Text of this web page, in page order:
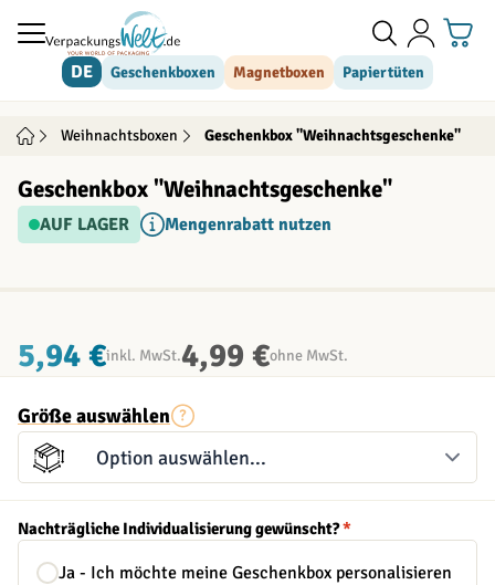
Direkt zum Inhalt
DE Geschenkboxen Magnetboxen Papiertüten
Weihnachtsboxen Geschenkbox "Weihnachtsgeschenke"
Geschenkbox "Weihnachtsgeschenke"
AUF LAGER Mengenrabatt nutzen
5,94 €inkl. MwSt.4,99 €ohne MwSt.
Größe auswählen
Nachträgliche Individualisierung gewünscht?*
Ja - Ich möchte meine Geschenkbox personalisieren